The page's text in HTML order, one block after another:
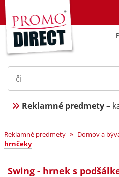
Reklamné predmety–
Reklamné predmety » Domov a
hrnčeky
Swing - hrnek s